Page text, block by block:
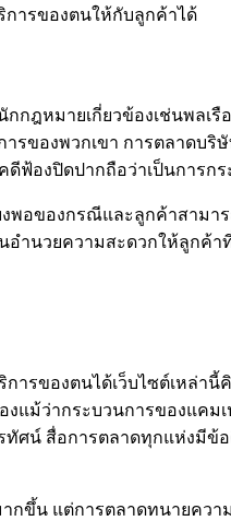
ารของตนให้กับลูกค้าได้
ฎหมายเกี่ยวข้องเช่นพลเรื
ของพวกเขา การตลาดบริ
ฟ้องปิดปากถือว่าเป็นการก
พอของกรณีและลูกค้าสาม
อำนวยความสะดวกให้ลูกค้า
ารของตนได้เว็บไซต์เหล่า
แม้ว่ากระบวนการของแคม
ศน์ สื่อการตลาดทุกแห่งมีข้
ขึ้น แต่การตลาดทนายควา